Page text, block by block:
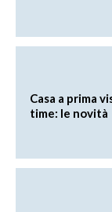
Casa a prima
time: le novità